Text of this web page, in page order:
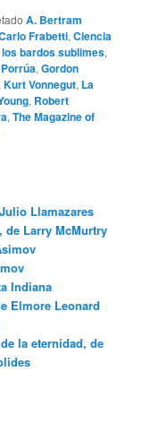
A. Bertram
Frabetti,Ciencia
bardos sublimes,
,Gordon
,Kurt Vonnegut, La
, Robert
,The Magazine of
Llamazares
de Larry McMurtry
Indiana
Elmore Leonard
la eternidad, de